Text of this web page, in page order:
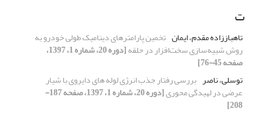
ت
تاهباززاده مقدم، ایمان تخمین پارامترهای دینامیک طولی خودرو به
روش شبیه‌سازی سخت‌افزار در حلقه [دوره 20، شماره 1، 1397،
صفحه 45-76]
توسلی، ناصر بررسی رفتار جذب انرژی لوله های دایروی با شیار
عرضی در لهیدگی محوری [دوره 20، شماره 1، 1397، صفحه 187-
208]